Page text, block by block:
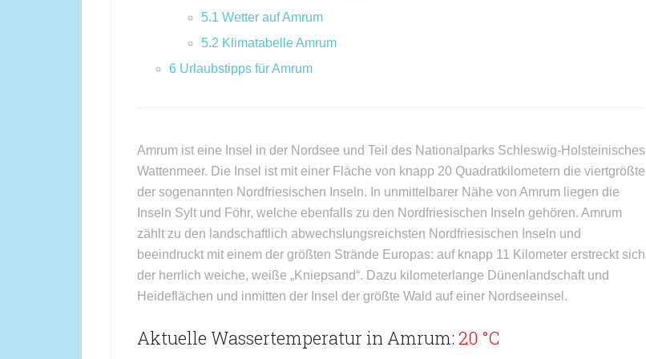
5.1 Wetter auf Amrum
5.2 Klimatabelle Amrum
6 Urlaubstipps für Amrum
Amrum ist eine Insel in der Nordsee und Teil des Nationalparks Schleswig-Holsteinisches
Wattenmeer. Die Insel ist mit einer Fläche von knapp 20 Quadratkilometern die viertgrößte
der sogenannten Nordfriesischen Inseln. In unmittelbarer Nähe von Amrum liegen die
Inseln Sylt und Föhr, welche ebenfalls zu den Nordfriesischen Inseln gehören. Amrum
zählt zu den landschaftlich abwechslungsreichsten Nordfriesischen Inseln und
beeindruckt mit einem der größten Strände Europas: auf knapp 11 Kilometer erstreckt sich
der herrlich weiche, weiße „Kniepsand“. Dazu kilometerlange Dünenlandschaft und
Heideflächen und inmitten der Insel der größte Wald auf einer Nordseeinsel.
Aktuelle Wassertemperatur in Amrum: 20 °C